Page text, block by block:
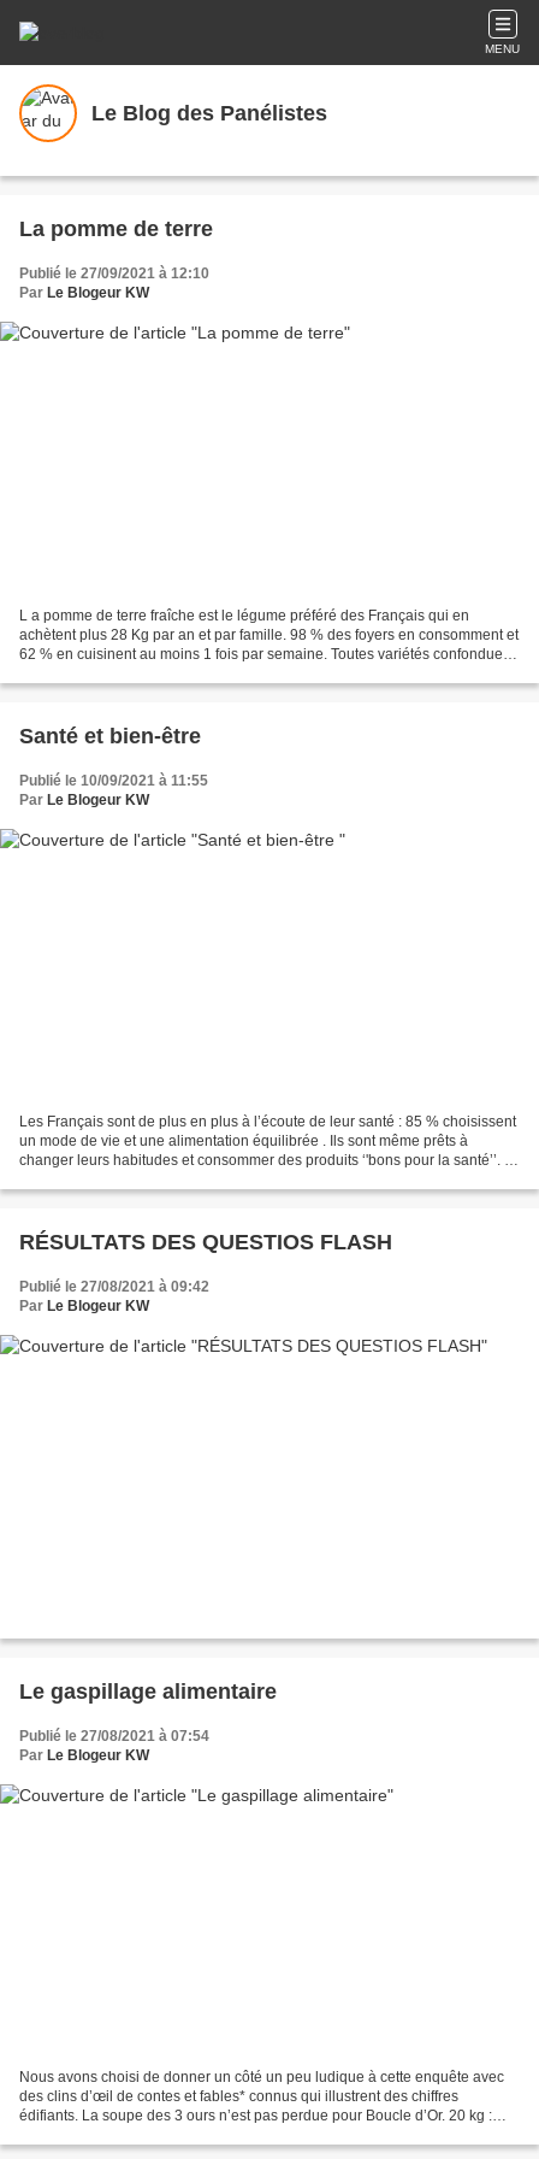
MENU
Le Blog des Panélistes
La pomme de terre
Publié le 27/09/2021 à 12:10
Par Le Blogeur KW
L a pomme de terre fraîche est le légume préféré des Français qui en
achètent plus 28 Kg par an et par famille. 98 % des foyers en consomment et
62 % en cuisinent au moins 1 fois par semaine. Toutes variétés confondues,
Santé et bien-être
Publié le 10/09/2021 à 11:55
Par Le Blogeur KW
Les Français sont de plus en plus à l’écoute de leur santé : 85 % choisissent
un mode de vie et une alimentation équilibrée . Ils sont même prêts à
changer leurs habitudes et consommer des produits ‘'bons pour la santé’’. Il
RÉSULTATS DES QUESTIOS FLASH
Publié le 27/08/2021 à 09:42
Par Le Blogeur KW
Le gaspillage alimentaire
Publié le 27/08/2021 à 07:54
Par Le Blogeur KW
Nous avons choisi de donner un côté un peu ludique à cette enquête avec
des clins d’œil de contes et fables* connus qui illustrent des chiffres
édifiants. La soupe des 3 ours n’est pas perdue pour Boucle d’Or. 20 kg :